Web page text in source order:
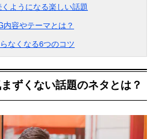
ようになる楽しい話題
容やテーマとは？
なくなる6つのコツ
ずくない話題のネタとは？